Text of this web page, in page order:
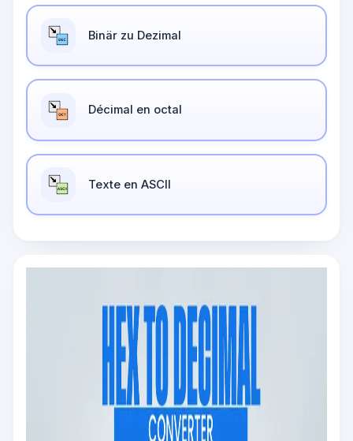
Binär zu Dezimal
Décimal en octal
Texte en ASCII